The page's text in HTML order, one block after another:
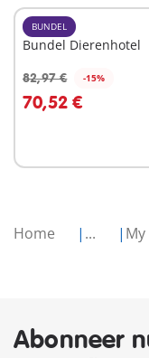
Home ... My
BUNDEL
Bundel Dierenhotel
82,97 € -15%
70,52 €
In winkelwagen
Abonneer